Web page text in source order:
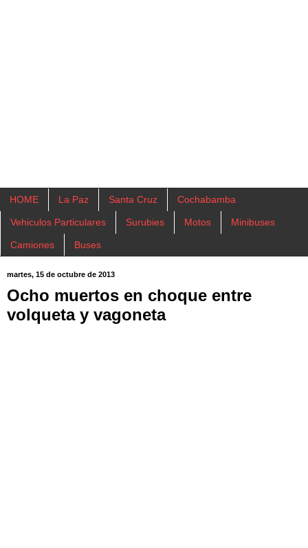
HOME La Paz Santa Cruz Cochabamba
Vehiculos Particulares Surubies Motos Minibuses
Camiones Buses
martes, 15 de octubre de 2013
Ocho muertos en choque entre
volqueta y vagoneta